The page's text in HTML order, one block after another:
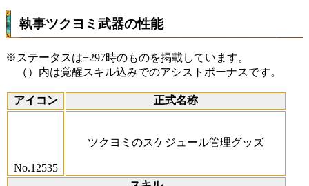
執事ツクヨミ武器の性能
※ステータスは+297時のものを掲載しています。
（）内は覚醒スキル込みでのアシストボーナスです。
アイコン 正式名称
No.12535
ツクヨミのスケジュール管理グッズ